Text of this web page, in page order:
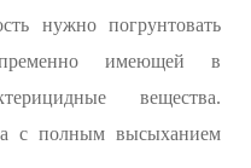
нужно погрунтовать
имеющей в
вещества.
с полным высыханием